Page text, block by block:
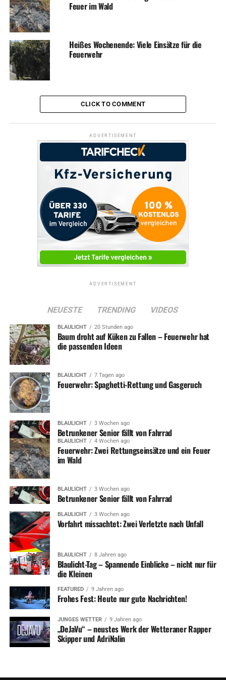
RELATED TOPICS:
UP NEXT
Klautouristen bei der „Arbeit“ festgenommen
Mann stürzt metertief in Scheune – schwer verletzt
Feuer im Wald
Heißes Wochenende: Viele Einsätze für die
Feuerwehr
CLICK TO COMMENT
ADVERTISEMENT
ADVERTISEMENT
NEUESTE TRENDING VIDEOS
BLAULICHT 20 Stunden ago
Baum droht auf Küken zu Fallen – Feuerwehr hat
die passenden Ideen
BLAULICHT 7 Tagen ago
Feuerwehr: Spaghetti-Rettung und Gasgeruch
BLAULICHT 3 Wochen ago
Betrunkener Senior fällt von Fahrrad
BLAULICHT 4 Wochen ago
Feuerwehr: Zwei Rettungseinsätze und ein Feuer
im Wald
BLAULICHT 3 Wochen ago
Betrunkener Senior fällt von Fahrrad
BLAULICHT 3 Wochen ago
Vorfahrt missachtet: Zwei Verletzte nach Unfall
BLAULICHT 8 Jahren ago
Blaulicht-Tag – Spannende Einblicke – nicht nur für
die Kleinen
FEATURED 9 Jahren ago
Frohes Fest: Heute nur gute Nachrichten!
JUNGES WETTER 9 Jahren ago
„DeJaVu“ – neustes Werk der Wetteraner Rapper
Skipper und AdriNalin